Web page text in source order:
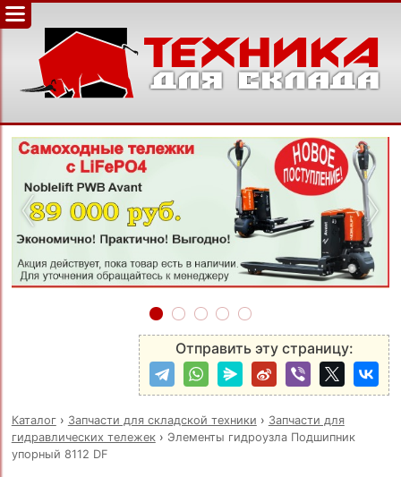
‹ ›
Отправить эту страницу:
Каталог› Запчасти для складской техники › Запчасти для
гидравлических тележек› Элементы гидроузла Подшипник
упорный 8112 DF